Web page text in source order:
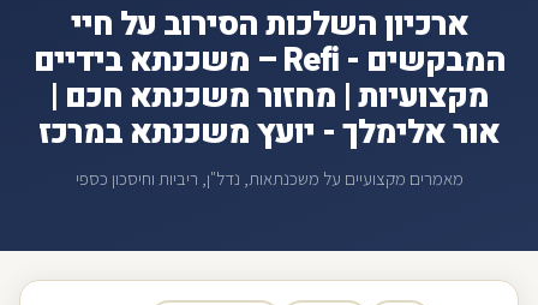
ארכיון השלכות הסירוב על חיי
המבקשים - Refi – משכנתא בידיים
מקצועיות | מחזור משכנתא חכם |
אור אלימלך - יועץ משכנתא במרכז
מאמרים מקצועיים על משכנתאות, נדל"ן, ריביות וחיסכון כספי